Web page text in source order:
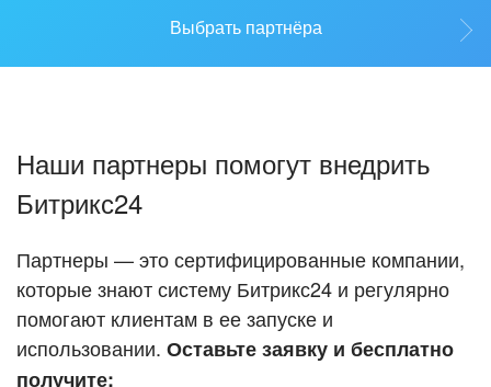
ПОДДЕРЖКА
ВХОД
ВХОД
Стать партнёром
Кейсы партнёров
Смотреть видеокейсы
Выбрать партнёра
Наши партнеры помогут внедрить
Битрикс24
Партнеры — это сертифицированные компании,
которые знают систему Битрикс24 и регулярно
помогают клиентам в ее запуске и
использовании. Оставьте заявку и бесплатно
получите: